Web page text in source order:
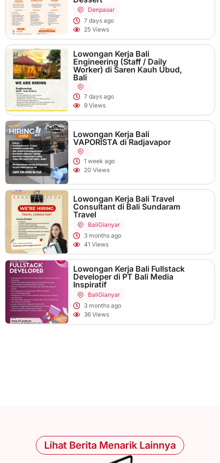
Denpasar
7 days ago
25 Views
Lowongan Kerja Bali
Engineering (Staff / Daily
Worker) di Saren Kauh Ubud,
Bali
7 days ago
9 Views
Lowongan Kerja Bali
VAPORISTA di Radjavapor
1 week ago
20 Views
Lowongan Kerja Bali Travel
Consultant di Bali Sundaram
Travel
BaliGianyar
3 months ago
41 Views
Lowongan Kerja Bali Fullstack
Developer di PT Bali Media
Inspiratif
BaliGianyar
3 months ago
36 Views
Lihat Berita Menarik Lainnya